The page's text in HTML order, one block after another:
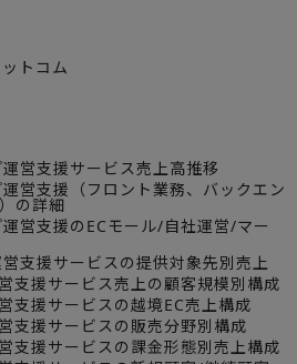
トコム
営支援サービス売上高推移
営支援（フロント業務、バックエン
の詳細
営支援のECモール/自社運営/マー
支援サービスの提供対象先別売上
支援サービス売上の顧客規模別構成
支援サービスの越境EC売上構成
支援サービスの販売分野別構成
支援サービスの課金形態別売上構成